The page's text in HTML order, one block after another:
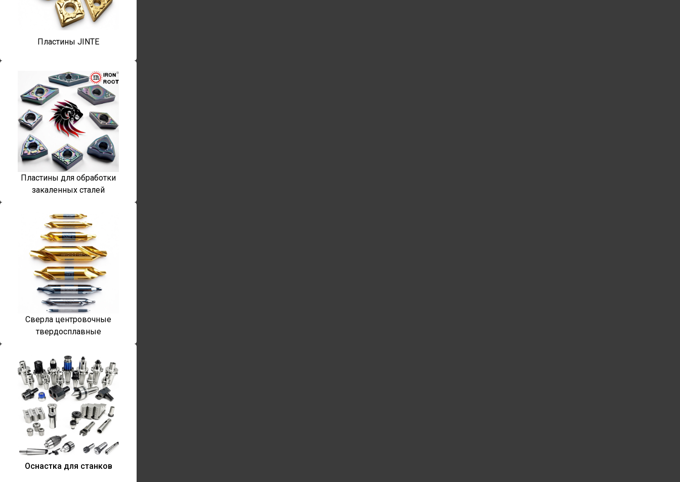
Пластины JINTE
Пластины для обработки
закаленных сталей
Сверла центровочные
твердосплавные
Оснастка для станков